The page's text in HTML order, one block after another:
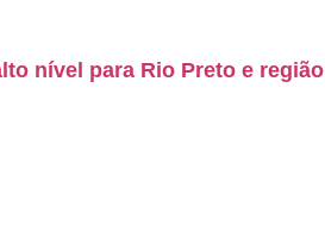
nível para Rio Preto e região